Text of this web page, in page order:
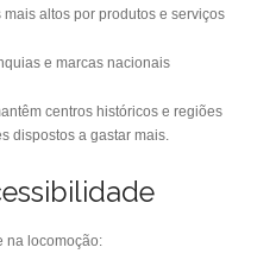
altos por produtos e serviços
e marcas nacionais
centros históricos e regiões
dispostos a gastar mais.
na locomoção: